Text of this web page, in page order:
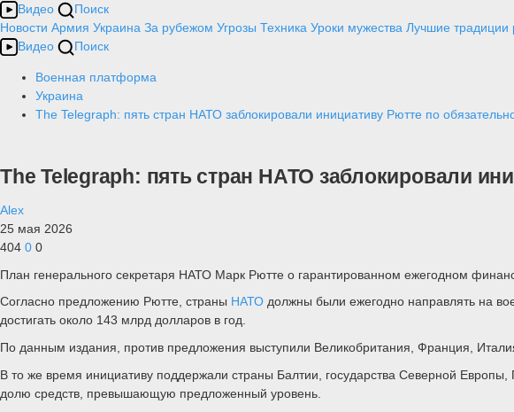
Видео
Поиск
Новости Армия Украина За рубежом Угрозы Техника Уроки мужества Лучшие традиции
Видео
Поиск
Военная платформа
Украина
The Telegraph: пять стран НАТО заблокировали инициативу Рютте по
The Telegraph: пять стран НАТО заблокировали
Alex
25 мая 2026
404 0 0
План генерального секретаря НАТО Марк Рютте о гарантированном ежегодном
Согласно предложению Рютте, страны НАТО должны были ежегодно направлять на
достигать около 143 млрд долларов в год.
По данным издания, против предложения выступили Великобритания, Франция,
В то же время инициативу поддержали страны Балтии, государства Северной
долю средств, превышающую предложенный уровень.